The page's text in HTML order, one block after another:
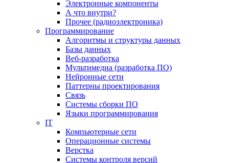
Электронные компоненты
А что внутри?
Прочее (радиоэлектроника)
Программирование
Алгоритмы и структуры данных
Базы данных
Веб-разработка
Мультимедиа (разработка ПО)
Нейронные сети
Паттерны проектирования
Связь
Системы сборки ПО
Языки программирования
IT
Компьютерные сети
Операционные системы
Верстка
Системы контроля версий